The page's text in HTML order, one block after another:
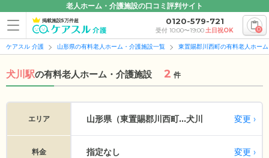
老人ホーム・介護施設の口コミ評判サイト
掲載施設5万件超 0120-579-721
受付 10:00〜19:00土日祝OK 0
ケアスル 介護 山形県の有料老人ホーム・介護施設一覧 東置賜郡川西町の有料老人ホー
犬川駅の有料老人ホーム・介護施設 2 件
エリア 山形県（東置賜郡川西町...犬川 変更
料金 指定なし 変更